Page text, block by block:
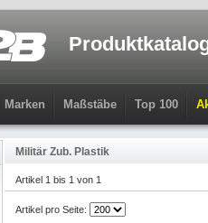
Marken Maßstäbe Top 100
Militär Zub. Plastik
Artikel 1 bis 1 von 1
Artikel pro Seite: